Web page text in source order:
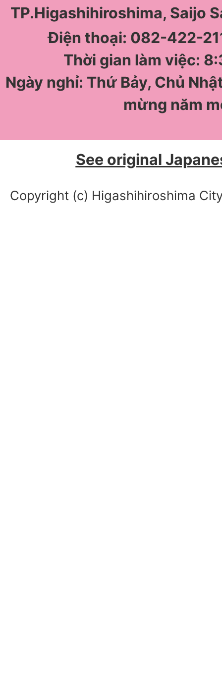
TP.Higashihiroshima, Saijo
Điện thoại: 082-422-
Thời gian làm việc:
Ngày nghỉ: Thứ Bảy, Chủ
mừng năm
See original
Copyright (c) Higashihiroshima